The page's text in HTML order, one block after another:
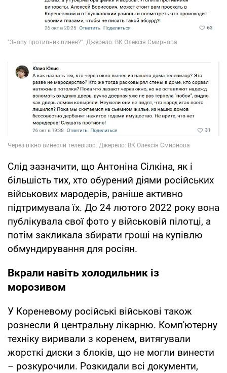
Слід зазначити, що Антоніна Сілкіна, як і
більшість тих, хто обурений діями російських
військових мародерів, раніше активно
підтримувала їх. До 24 лютого 2022 року вона
публікувала свої фото у військовій пілотці, а
потім закликала збирати гроші на купівлю
обмундирування для росіян.
Вкрали навіть холодильник із
морозивом
У Кореневому російські військові також
рознесли й центральну лікарню. Комп'ютерну
техніку виривали з коренем, витягували
жорсткі диски з блоків, що не могли винести
– розкурочили. Розкидали всі документи,